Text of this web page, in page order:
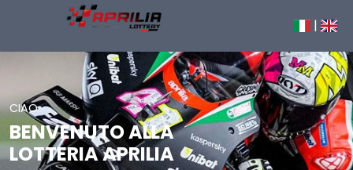
|
CIAO
BENVENUTO ALLA
LOTTERIA APRILIA